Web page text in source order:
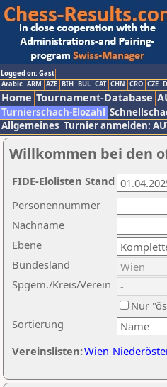
Logged on: Gast
Arabic ARM AZE BIH BUL CAT CHN CRO CZE
Home Tournament-Database
Turnierschach-Elozahl
Allgemeines Turnier anmelden:
Willkommen bei den
Nachname
Ebene
Sortierung
Personennummer
Bundesland
Spgem./Kreis/Verein
Nur
Vereinslisten:Wien
FIDE-Elolisten Stand